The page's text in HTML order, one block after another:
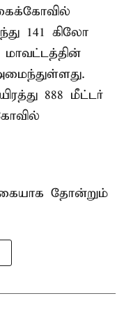
141 கிலோ
888 மீட்டர்
தோன்றும்